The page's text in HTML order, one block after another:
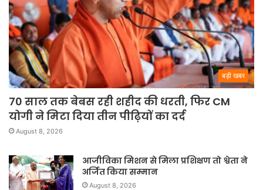
बड़ी खबर
70 साल तक बेबस रही शहीद की धरती, फिर CM
योगी ने मिटा दिया तीन पीढ़ियों का दर्द
August 8, 2026
आजीविका मिशन से मिला प्रशिक्षण तो श्वेता ने
अर्जित किया सम्मान
August 8, 2026